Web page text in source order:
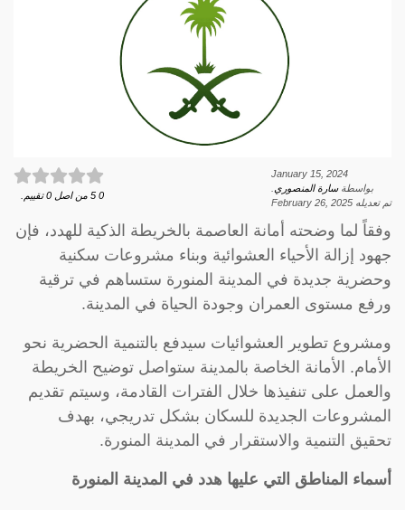
January 15, 2024
بواسطةسارة المنصوري
تم تعديله February 26, 2025
0
5 من اصل 0 تقييم.
وفقاً لما وضحته أمانة العاصمة بالخريطة الذكية للهدد، فإن
جهود إزالة الأحياء العشوائية وبناء مشروعات سكنية
وحضرية جديدة في المدينة المنورة ستساهم في ترقية
ورفع مستوى العمران وجودة الحياة في المدينة.
ومشروع تطوير العشوائيات سيدفع بالتنمية الحضرية نحو
الأمام. الأمانة الخاصة بالمدينة ستواصل توضيح الخريطة
والعمل على تنفيذها خلال الفترات القادمة، وسيتم تقديم
المشروعات الجديدة للسكان بشكل تدريجي، بهدف
تحقيق التنمية والاستقرار في المدينة المنورة.
أسماء المناطق التي عليها هدد في المدينة المنورة